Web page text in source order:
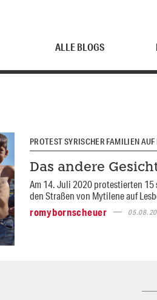
ALLE BLOGS
PROTEST SYRISCHER FAMILIEN AUF
Das andere
Am 14. Juli 2020 protestierten 15
den Straßen von Mytilene auf
romybornscheuer